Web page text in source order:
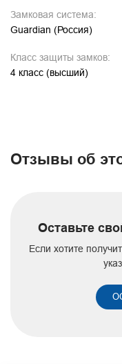
Замковая система:
Guardian (Россия)
Класс защиты замков:
4 класс (высший)
Отзывы об
Оставьте
Если хотите